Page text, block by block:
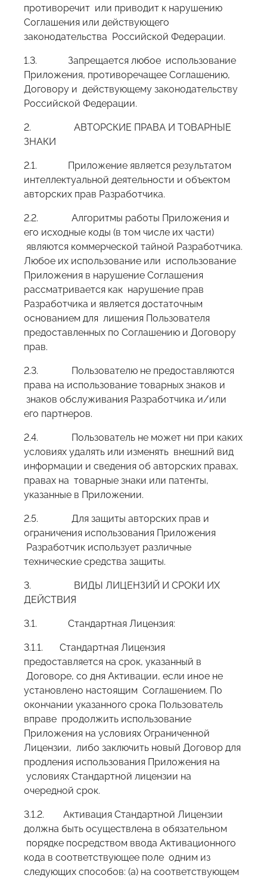
противоречит или приводит к нарушению
Соглашения или действующего
законодательства Российской Федерации.
1.3. Запрещается любое использование
Приложения, противоречащее Соглашению,
Договору и действующему законодательству
Российской Федерации.
2. АВТОРСКИЕ ПРАВА И ТОВАРНЫЕ
ЗНАКИ
2.1. Приложение является результатом
интеллектуальной деятельности и объектом
авторских прав Разработчика.
2.2. Алгоритмы работы Приложения и
его исходные коды (в том числе их части)
являются коммерческой тайной Разработчика.
Любое их использование или использование
Приложения в нарушение Соглашения
рассматривается как нарушение прав
Разработчика и является достаточным
основанием для лишения Пользователя
предоставленных по Соглашению и Договору
прав.
2.3. Пользователю не предоставляются
права на использование товарных знаков и
знаков обслуживания Разработчика и/или
его партнеров.
2.4. Пользователь не может ни при каких
условиях удалять или изменять внешний вид
информации и сведения об авторских правах,
правах на товарные знаки или патенты,
указанные в Приложении.
2.5. Для защиты авторских прав и
ограничения использования Приложения
Разработчик использует различные
технические средства защиты.
3. ВИДЫ ЛИЦЕНЗИЙ И СРОКИ ИХ
ДЕЙСТВИЯ
3.1. Стандартная Лицензия:
3.1.1. Стандартная Лицензия
предоставляется на срок, указанный в
Договоре, со дня Активации, если иное не
установлено настоящим Соглашением. По
окончании указанного срока Пользователь
вправе продолжить использование
Приложения на условиях Ограниченной
Лицензии, либо заключить новый Договор для
продления использования Приложения на
условиях Стандартной лицензии на
очередной срок.
3.1.2. Активация Стандартной Лицензии
должна быть осуществлена в обязательном
порядке посредством ввода Активационного
кода в соответствующее поле одним из
следующих способов: (а) на соответствующем